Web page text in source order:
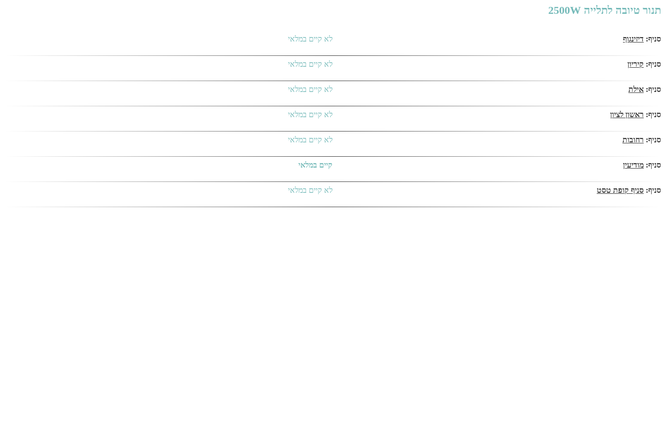
תנור טיובה לתלייה 2500W
סניף: דיזינגוף לא קיים במלאי
סניף: קיריון לא קיים במלאי
סניף: אילת לא קיים במלאי
סניף: ראשון לציון לא קיים במלאי
סניף: רחובות לא קיים במלאי
סניף: מודיעין קיים במלאי
סניף: סניף קופת טסט לא קיים במלאי